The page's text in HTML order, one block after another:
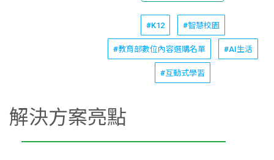
#K12 #智慧校園
#教育部數位內容選購名單 #AI生活
#互動式學習
解決方案亮點